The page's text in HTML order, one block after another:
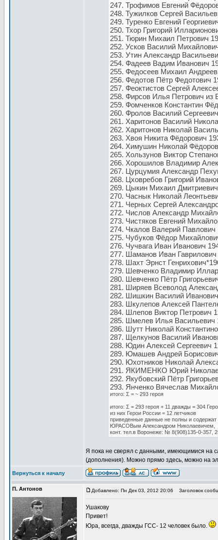
247. Трофимов Евгений
248. Тужилков Сергей
249. Туренко Евгений
250. Тхор Григорий
251. Тюрин Михаил Петрович
252. Усков Василий
253. Утин Александр
254. Фадеев Вадим Иванович
255. Федосеев Михаил
256. Федотов Пётр Федотович
257. Феоктистов Сергей
258. Фирсов Илья Петрович из
259. Фомченков Константин
260. Фролов Василий
261. Харитонов Василий
262. Харитонов Николай
263. Хвоя Никита Фёдорович
264. Химушин Николай
265. Хользунов Виктор
266. Хорошилов Владимир
267. Цурцумия Александр
268. Цховребов Григорий
269. Цыкин Михаил
270. Часнык Николай
271. Черных Сергей
272. Числов Александр
273. Чистяков Евгений
274. Чкалов Валерий
275. Чубуков Фёдор
276. Чучвага Иван Иванович
277. Шаманов Иван Гаврилович
278. Шахт Эрнст
279. Шевченко Владимир
280. Шевченко Пётр
281. Ширяев Всеволод
282. Шишкин Василий
283. Шкулепов Алексей
284. Шлепов Виктор Петрович
285. Шмелев Илья Васильевич
286. Шутт Николай
287. Щелкунов Василий
288. Юдин Алексей Сергеевич
289. Юмашев Андрей
290. Юхотников Николай
291. ЯКИМЕНКО Юрий
292. Якубовский Пётр
293. Янченко Вячеслав
итого: Σ = ~ 293 героя
итого: Σ = 293 героя + 11 дважды = 304
из них Герои России = 12 летчиков
приведенные данные не полны и
ЮРАСОВым Александром Николаевичем,
конт. тел.в Воронеже: № 8(908)135-0-357,
Я пока не сверял с данными, имеющимися на
(дополнения). Можно прямо здесь, можно на
Вернуться к началу
П. Антонов Добавлено: Пн Дек 03, 2012 20:06 Заголовок
Ушакову
Привет!
Юра, всегда, дважды ГСС- 12 человек было.